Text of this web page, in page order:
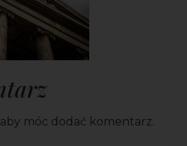
aby móc dodać komentarz.